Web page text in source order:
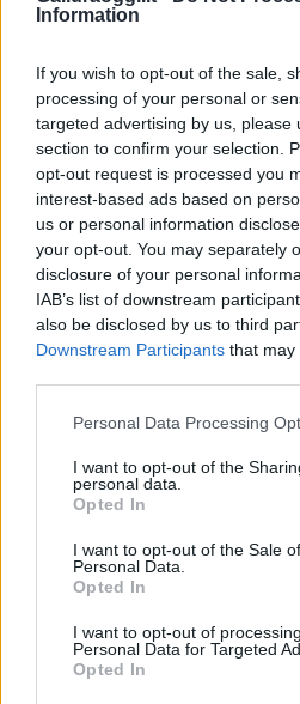
Information
If you wish to opt-out of the sale,
processing of your personal or
targeted advertising by us, please
section to confirm your selection.
opt-out request is processed you
interest-based ads based on
us or personal information
your opt-out. You may separately
disclosure of your personal
IAB’s list of downstream
also be disclosed by us to third
Downstream Participants that may
Please note that this website/app
not limited to your visit or usage
grant or deny consent to Google
use your data for below specified
consent section.
Personal Data Processing
I want to opt-out of the
personal data.
Opted In
I want to opt-out of the Sale
Personal Data.
Opted In
I want to opt-out of
Personal Data for Targeted
Opted In
Notizie in
Entra nel
Google
F
a
ce
T
w
it
Pi
n
te
h
at
h
a
Articolo